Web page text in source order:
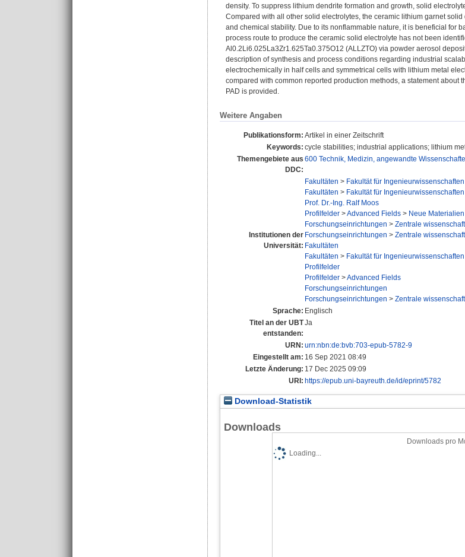
density. To suppress lithium dendrite formation and growth, solid
Compared with all other solid electrolytes, the ceramic lithium garnet
and chemical stability. Due to its nonflammable nature, it is beneficial for
process route to produce the ceramic solid electrolyte has not been
Al0.2Li6.025La3Zr1.625Ta0.375O12 (ALLZTO) via powder aerosol
description of synthesis and process conditions regarding industrial
electrochemically in half cells and symmetrical cells with lithium metal
compared with common reported production methods, a statement
PAD is provided.
Weitere Angaben
Publikationsform: Artikel in einer Zeitschrift
Keywords: cycle stabilities; industrial applications; lithium
Themengebiete aus
DDC:
600 Technik, Medizin, angewandte
Institutionen der
Universität:
Fakultäten > Fakultät für Ingenieurwissenschaften
Fakultäten > Fakultät für Ingenieurwissenschaften
Prof. Dr.-Ing. Ralf Moos
Profilfelder >Advanced Fields > Neue Materialien
Forschungseinrichtungen > Zentrale
Forschungseinrichtungen > Zentrale
Fakultäten
Fakultäten > Fakultät für Ingenieurwissenschaften
Profilfelder
Profilfelder >Advanced Fields
Forschungseinrichtungen
Forschungseinrichtungen > Zentrale
Sprache: Englisch
Titel an der UBT
entstanden:
Ja
URN: urn:nbn:de:bvb:703-epub-5782-9
Eingestellt am: 16 Sep 2021 08:49
Letzte Änderung: 17 Dec 2025 09:09
URI: https://epub.uni-bayreuth.de/id/eprint/5782
Download-Statistik
Downloads
Downloads pro
Loading...